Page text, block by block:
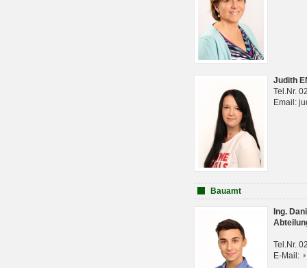
Judith
Tel.Nr.
Email:
Bauamt
Ing.
Tel.Nr.
E-Mail: